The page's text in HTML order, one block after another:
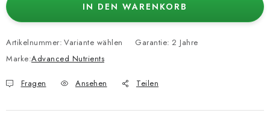
IN DEN WARENKORB
Artikelnummer: Variante wählen
Marke:Advanced Nutrients
Garantie: 2 Jahre
Fragen Ansehen Teilen